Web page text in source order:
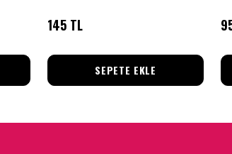
145 TL
SEPETE EKLE